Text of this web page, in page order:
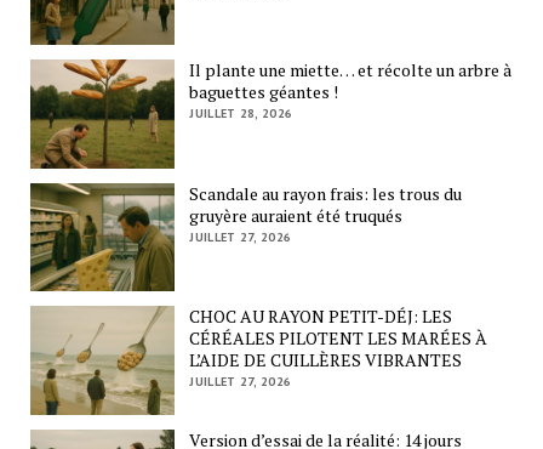
Il plante une miette… et récolte un arbre à
baguettes géantes !
JUILLET 28, 2026
Scandale au rayon frais: les trous du
gruyère auraient été truqués
JUILLET 27, 2026
CHOC AU RAYON PETIT-DÉJ: LES
CÉRÉALES PILOTENT LES MARÉES À
L’AIDE DE CUILLÈRES VIBRANTES
JUILLET 27, 2026
Version d’essai de la réalité: 14 jours